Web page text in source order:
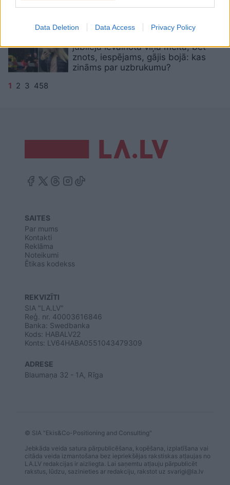
Data Deletion Data Access Privacy Policy
jubilejā ievainota viņa meita, bet
znots, iespējams, gājis bojā: kas
zināms par uzbrukumu?
1 2 3 458
SAITES
Par mums
Kontakti
Reklāma
Noteikumi
Ētikas kodekss
REKVIZĪTI
SIA "LA.LV"
Reģ. nr. 40003616846
Banka: Swedbanka
Kods: HABALV22
Konts: LV64HABA0551043479309
ADRESE
Blaumaņa 32 - 1A, Rīga
© SIA "Ekis&Co-Positioning and Consulting"
Jebkāda veida satura pārpublicēšana, kopēšana, izplatīšana vai
citāda veida izmantošana bez iepriekšējas rakstiskas atļaujas no
LA.LV redakcijas ir aizliegta. Lai saņemtu atļauju pārpublicēt
rakstus, lūdzu, sazinieties ar redakciju, rakstot uz svarigi@la.lv